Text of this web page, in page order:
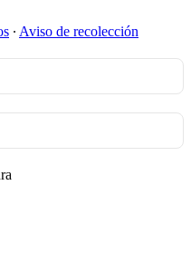
∙ Aviso de recolección